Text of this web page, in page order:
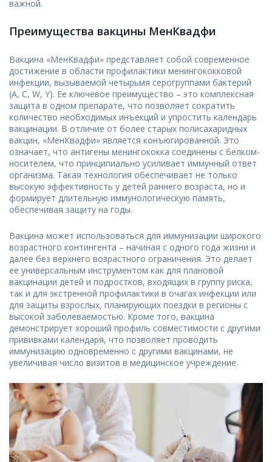
важной.
Преимущества вакцины МенКвадфи
Вакцина «МенКвадфи» представляет собой современное
достижение в области профилактики менингококковой
инфекции, вызываемой четырьмя серогруппами бактерий
(A, C, W, Y). Ее ключевое преимущество – это комплексная
защита в одном препарате, что позволяет сократить
количество необходимых инъекций и упростить календарь
вакцинации. В отличие от более старых полисахаридных
вакцин, «МенКвадфи» является конъюгированной. Это
означает, что антигены менингококка соединены с белком-
носителем, что принципиально усиливает иммунный ответ
организма. Такая технология обеспечивает не только
высокую эффективность у детей раннего возраста, но и
формирует длительную иммунологическую память,
обеспечивая защиту на годы.
Вакцина может использоваться для иммунизации широкого
возрастного контингента – начиная с одного года жизни и
далее без верхнего возрастного ограничения. Это делает
ее универсальным инструментом как для плановой
вакцинации детей и подростков, входящих в группу риска,
так и для экстренной профилактики в очагах инфекции или
для защиты взрослых, планирующих поездки в регионы с
высокой заболеваемостью. Кроме того, вакцина
демонстрирует хороший профиль совместимости с другими
прививками календаря, что позволяет проводить
иммунизацию одновременно с другими вакцинами, не
увеличивая число визитов в медицинское учреждение.